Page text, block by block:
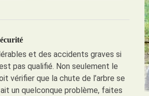
et des accidents graves si
pas qualifié. Non seulement le
vérifier que la chute de l’arbre se
un quelconque problème, faites